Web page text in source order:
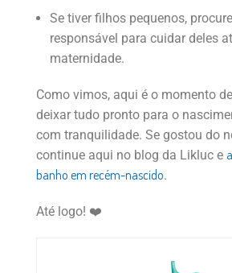
Se tiver filhos pequenos,
responsável para cuidar deles
maternidade.
Como vimos, aqui é o momento
deixar tudo pronto para o
com tranquilidade. Se gostou do
continue aqui no blog da Likluc e
banho em recém-nascido.
Até logo! ❤️